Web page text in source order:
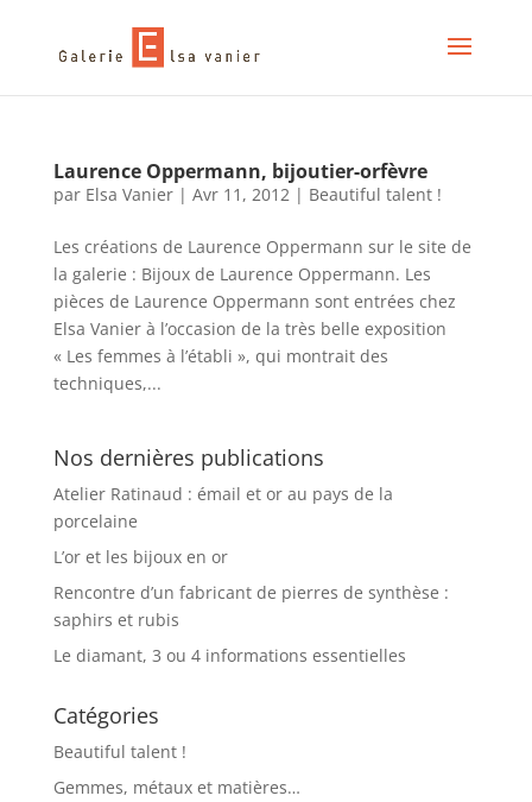
Laurence Oppermann, bijoutier-orfèvre
par Elsa Vanier| Avr 11, 2012| Beautiful talent !
Les créations de Laurence Oppermann sur le site de
la galerie : Bijoux de Laurence Oppermann. Les
pièces de Laurence Oppermann sont entrées chez
Elsa Vanier à l’occasion de la très belle exposition
« Les femmes à l’établi », qui montrait des
techniques,...
Nos dernières publications
Atelier Ratinaud : émail et or au pays de la
porcelaine
L’or et les bijoux en or
Rencontre d’un fabricant de pierres de synthèse :
saphirs et rubis
Le diamant, 3 ou 4 informations essentielles
Catégories
Beautiful talent !
Gemmes, métaux et matières…